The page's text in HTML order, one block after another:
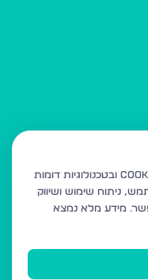
אתר רשות היחיד עושה שימוש בקבצי Cookie ובטכנולוגיות דומות
ניתוח שימוש ושיווק
מידע מלא נמצא